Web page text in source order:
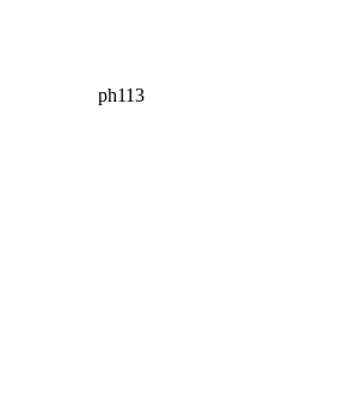
ph113